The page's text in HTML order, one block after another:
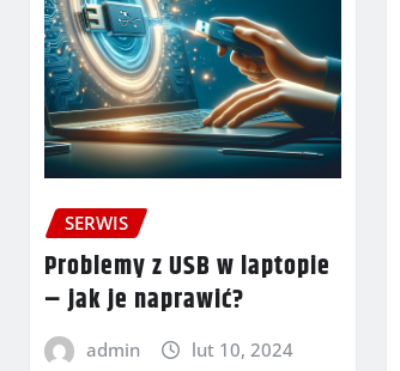
SERWIS
Problemy z USB w laptopie
– jak je naprawić?
admin
lut 10, 2024